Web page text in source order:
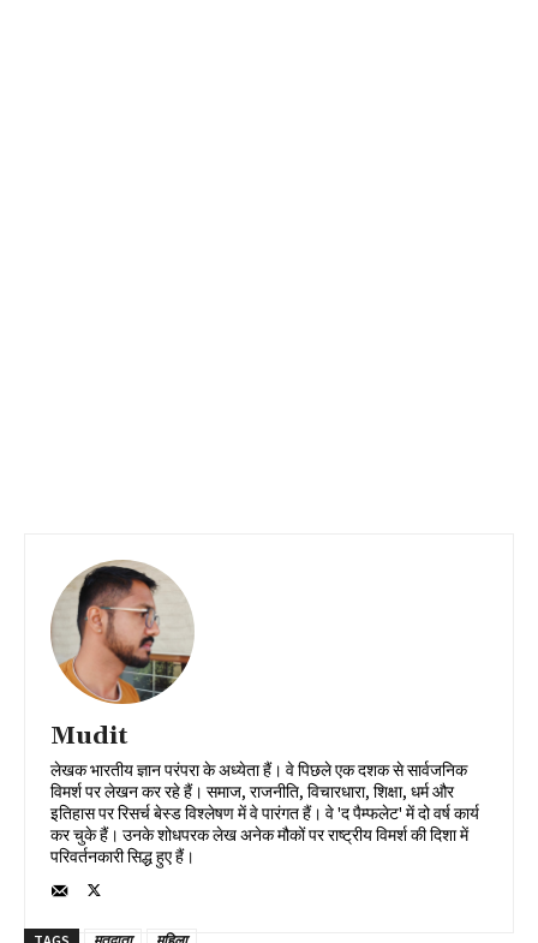
Mudit
लेखक भारतीय ज्ञान परंपरा के अध्येता हैं। वे पिछले एक दशक से सार्वजनिक
विमर्श पर लेखन कर रहे हैं। समाज, राजनीति, विचारधारा, शिक्षा, धर्म और
इतिहास पर रिसर्च बेस्ड विश्लेषण में वे पारंगत हैं। वे 'द पैम्फलेट' में दो वर्ष कार्य
कर चुके हैं। उनके शोधपरक लेख अनेक मौकों पर राष्ट्रीय विमर्श की दिशा में
परिवर्तनकारी सिद्ध हुए हैं।